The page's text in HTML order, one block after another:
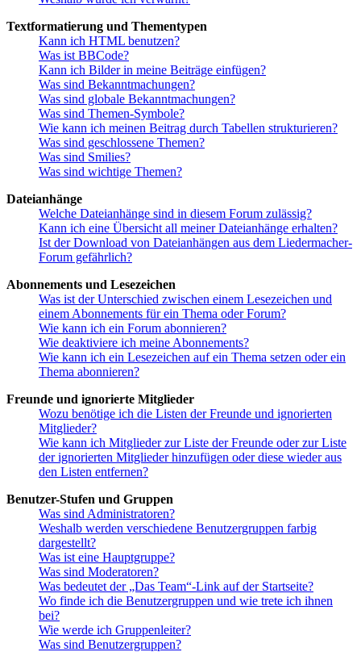
Textformatierung und Thementypen
Kann ich HTML benutzen?
Was ist BBCode?
Kann ich Bilder in meine Beiträge einfügen?
Was sind Bekanntmachungen?
Was sind globale Bekanntmachungen?
Was sind Themen-Symbole?
Wie kann ich meinen Beitrag durch Tabellen strukturieren?
Was sind geschlossene Themen?
Was sind Smilies?
Was sind wichtige Themen?
Dateianhänge
Welche Dateianhänge sind in diesem Forum zulässig?
Kann ich eine Übersicht all meiner Dateianhänge erhalten?
Ist der Download von Dateianhängen aus dem Liedermacher-
Forum gefährlich?
Abonnements und Lesezeichen
Was ist der Unterschied zwischen einem Lesezeichen und
einem Abonnements für ein Thema oder Forum?
Wie kann ich ein Forum abonnieren?
Wie deaktiviere ich meine Abonnements?
Wie kann ich ein Lesezeichen auf ein Thema setzen oder ein
Thema abonnieren?
Freunde und ignorierte Mitglieder
Wozu benötige ich die Listen der Freunde und ignorierten
Mitglieder?
Wie kann ich Mitglieder zur Liste der Freunde oder zur Liste
der ignorierten Mitglieder hinzufügen oder diese wieder aus
den Listen entfernen?
Benutzer-Stufen und Gruppen
Was sind Administratoren?
Weshalb werden verschiedene Benutzergruppen farbig
dargestellt?
Was ist eine Hauptgruppe?
Was sind Moderatoren?
Was bedeutet der „Das Team“-Link auf der Startseite?
Wo finde ich die Benutzergruppen und wie trete ich ihnen
bei?
Wie werde ich Gruppenleiter?
Was sind Benutzergruppen?